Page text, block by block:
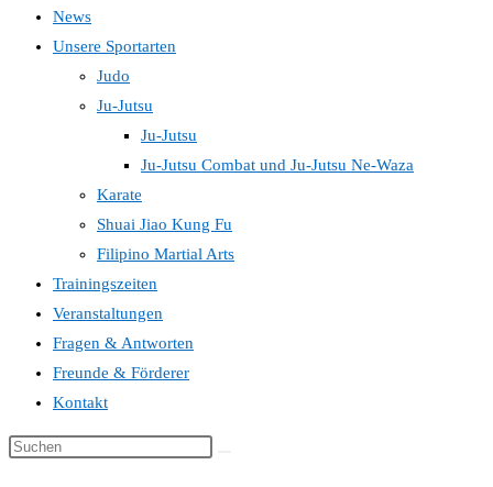
News
Unsere Sportarten
Judo
Ju-Jutsu
Ju-Jutsu
Ju-Jutsu Combat und Ju-Jutsu Ne-Waza
Karate
Shuai Jiao Kung Fu
Filipino Martial Arts
Trainingszeiten
Veranstaltungen
Fragen & Antworten
Freunde & Förderer
Kontakt